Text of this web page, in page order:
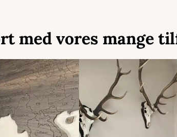
med vores mange